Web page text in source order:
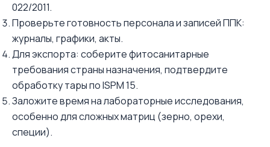
022/2011.
Проверьте готовность персонала и записей ППК:
журналы, графики, акты.
Для экспорта: соберите фитосанитарные
требования страны назначения, подтвердите
обработку тары по ISPM 15.
Заложите время на лабораторные исследования,
особенно для сложных матриц (зерно, орехи,
специи).